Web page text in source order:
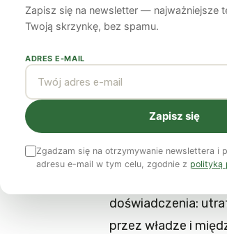
Nina Brzozowska 21 maja 2012
„Aby zapewnić
niezbędne, aby
które ich
uwieńczeniem
łupkowego.Odbyło
wypowiedzi ludzi z
doświadczenia:
przez władze i
Zapisz się na newsletter — najważniejsze
Twoją skrzynkę, bez spamu.
ADRES E-MAIL
Zapisz się
Zgadzam się na otrzymywanie newslettera i
adresu e-mail w tym celu, zgodnie z polityką